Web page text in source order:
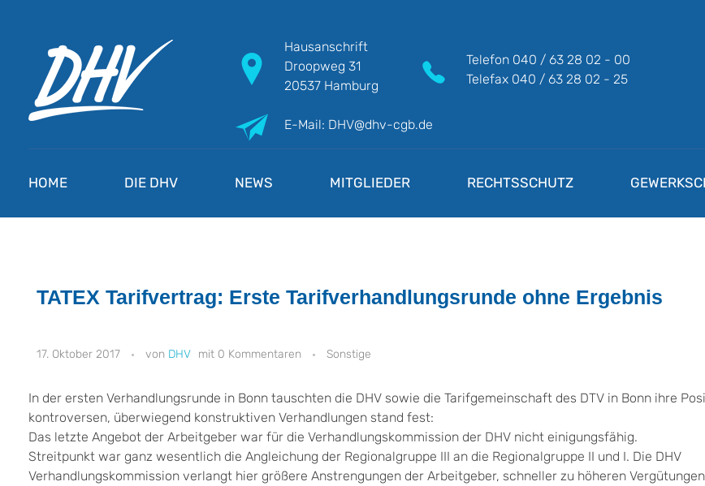
Hausanschrift
Droopweg 31
20537 Hamburg
Telefon 040 / 63 28 02 - 00
Telefax 040 / 63 28 02 - 25
E-Mail: DHV@dhv-cgb.de
HOME DIE DHV NEWS MITGLIEDER RECHTSSCHUTZ
TATEX Tarifvertrag: Erste Tarifverhandlungsrunde ohne Ergebnis
17. Oktober 2017 DHV 0 Kommentaren Sonstige
In der ersten Verhandlungsrunde in Bonn tauschten die DHV sowie die Tarifgemeinschaft des DTV in Bonn ihre
kontroversen, überwiegend konstruktiven Verhandlungen stand fest:
Das letzte Angebot der Arbeitgeber war für die Verhandlungskommission der DHV nicht einigungsfähig.
Streitpunkt war ganz wesentlich die Angleichung der Regionalgruppe III an die Regionalgruppe II und I. Die DHV
Verhandlungskommission verlangt hier größere Anstrengungen der Arbeitgeber, schneller zu höheren